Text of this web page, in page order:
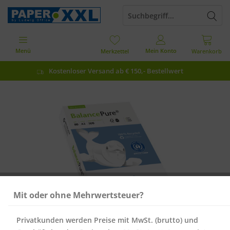
Kostenloser Versand ab € 150,- Bestellwert
Warenkorb
Merkzettel Mein Konto
Menü
Mit oder ohne Mehrwertsteuer?
Privatkunden werden Preise mit MwSt. (brutto) und